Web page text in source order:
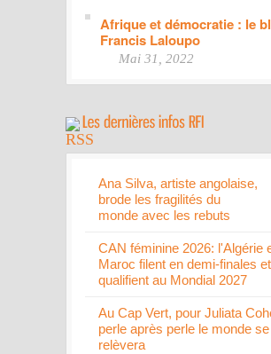
Afrique et démocratie : le
Francis Laloupo
Mai 31, 2022
Ana Silva, artiste angolaise,
brode les fragilités du
monde avec les rebuts
CAN féminine 2026: l'Algérie
Maroc filent en demi-finales
qualifient au Mondial 2027
Au Cap Vert, pour Juliata
perle après perle le monde se
relèvera